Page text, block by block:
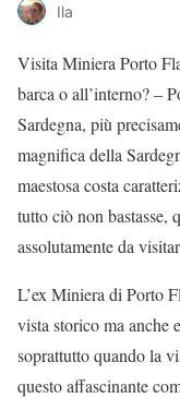
Ila
Visita Miniera Porto
barca o all’interno? –
Sardegna, più
magnifica della
maestosa costa
tutto ciò non bastasse,
assolutamente da
L’ex Miniera di Porto
vista storico ma anche
soprattutto quando la
questo affascinante